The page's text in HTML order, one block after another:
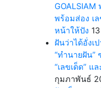
GOALSIAM
พร้อมส่อง เ
หน้าให้ปัง
ฝันว่าได้อั่งเ
“ทำนายฝัน”
“เลขเด็ด” แ
กุมภาพันธ์